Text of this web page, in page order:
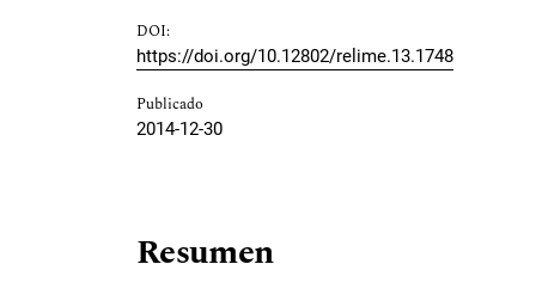
DOI:
https://doi.org/10.12802/relime.13.1748
Publicado
2014-12-30
Resumen